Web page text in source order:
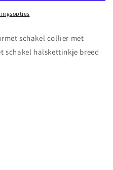
schakel collier met
schakel halskettinkje breed